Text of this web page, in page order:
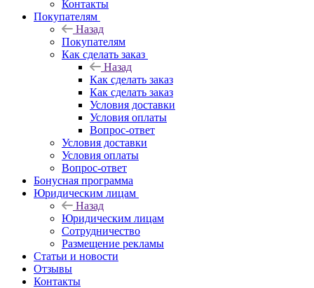
Контакты
Покупателям
Назад
Покупателям
Как сделать заказ
Назад
Как сделать заказ
Как сделать заказ
Условия доставки
Условия оплаты
Вопрос-ответ
Условия доставки
Условия оплаты
Вопрос-ответ
Бонусная программа
Юридическим лицам
Назад
Юридическим лицам
Сотрудничество
Размещение рекламы
Статьи и новости
Отзывы
Контакты